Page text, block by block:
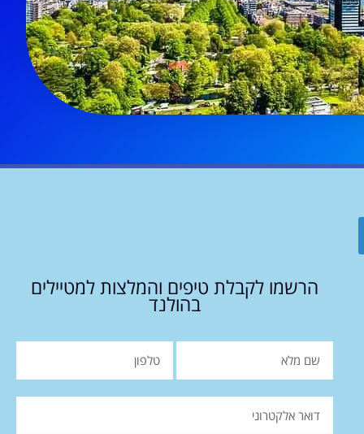
הרשמו לקבלת טיפים והמלצות למטיילים
בהולנד